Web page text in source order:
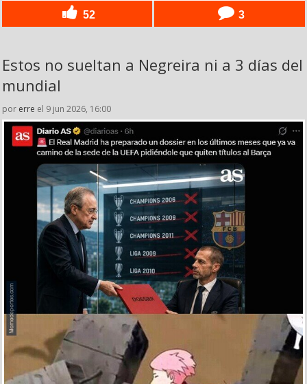
52 3
Estos no sueltan a Negreira ni a 3 días del
mundial
por erre el 9 jun 2026, 16:00